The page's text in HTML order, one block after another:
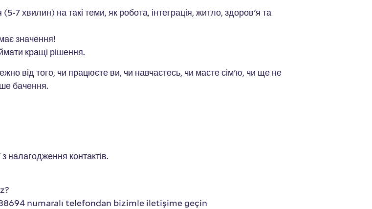
7 хвилин) на такі теми, як робота, інтеграція, житло, здоров'я та
значення!
кращі рішення.
від того, чи працюєте ви, чи навчаєтесь, чи маєте сім'ю, чи ще не
бачення.
налагодження контактів.
numaralı telefondan bizimle iletişime geçin